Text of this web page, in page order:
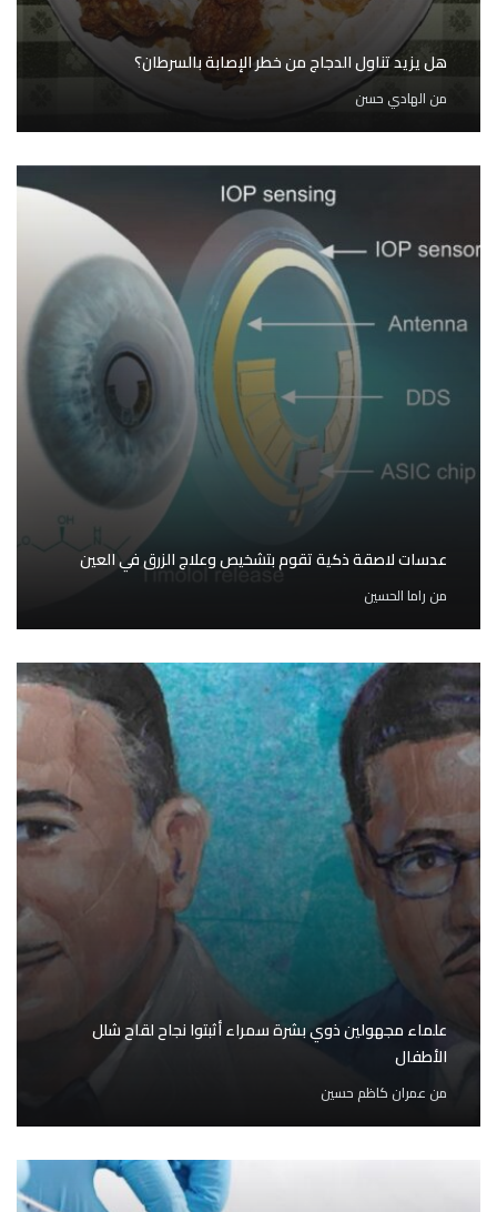
هل يزيد تناول الدجاج من خطر الإصابة بالسرطان؟
من الهادي حسن
عدسات لاصقة ذكية تقوم بتشخيص وعلاج الزرق في العين
من راما الحسين
علماء مجهولين ذوي بشرة سمراء أثبتوا نجاح لقاح شلل
الأطفال
من عمران كاظم حسين